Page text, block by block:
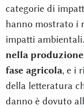
categorie di
hanno mostrato i
impatti ambientali.
nella
fase agricola, e i
della letteratura
danno è dovuto